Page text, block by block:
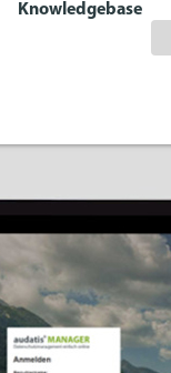
Knowledgebase